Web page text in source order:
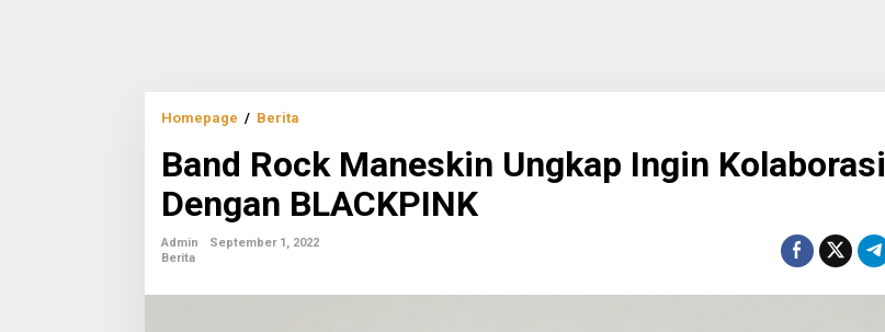
Homepage / Berita
Maneskin
Ungkap
Ingin
Kolaborasi
Dengan
Band Rock Maneskin Ungkap Ingin Kolaborasi
Dengan BLACKPINK
Admin
September 1, 2022
Berita